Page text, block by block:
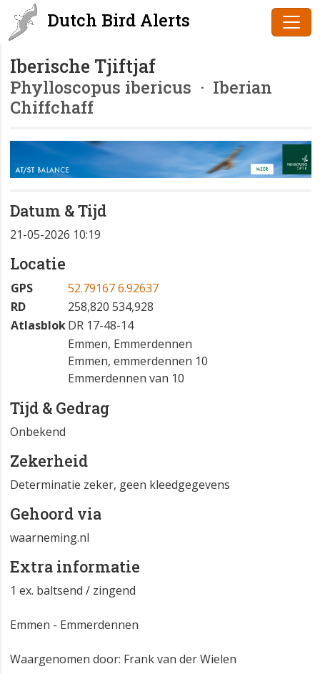
Dutch Bird Alerts
Iberische Tjiftjaf
Phylloscopus ibericus · Iberian
Chiffchaff
Datum & Tijd
21-05-2026 10:19
Locatie
GPS
52.79167 6.92637
RD
258,820 534,928
AtlasblokDR 17-48-14
Emmen, Emmerdennen
Emmen, emmerdennen 10
Emmerdennen van 10
Tijd & Gedrag
Onbekend
Zekerheid
Determinatie zeker, geen kleedgegevens
Gehoord via
waarneming.nl
Extra informatie
1 ex. baltsend / zingend
Emmen - Emmerdennen
Waargenomen door: Frank van der Wielen